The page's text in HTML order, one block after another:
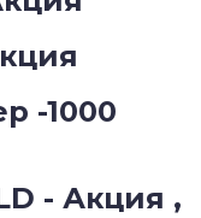
-1000
- Акция ,